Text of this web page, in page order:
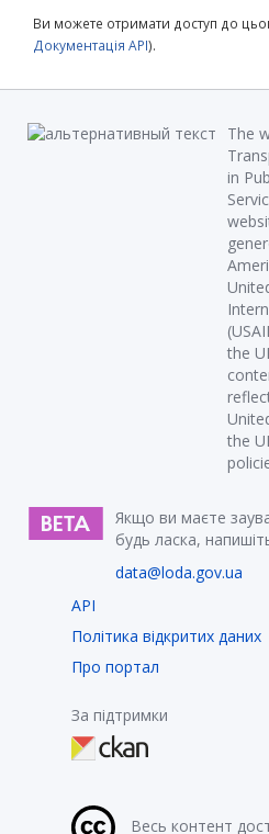
Ви можете отримати доступ до
Документація API).
The
in
the
the
Якщо ви маєте
будь ласка,
data@loda.gov.ua
API
Політика відкритих даних
Про портал
За підтримки
Весь контент